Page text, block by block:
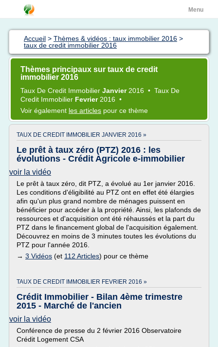
Menu
Accueil > Thèmes & vidéos : taux immobilier 2016 >
taux de credit immobilier 2016
Thèmes principaux sur taux de credit
immobilier 2016
Taux De Credit Immobilier Janvier 2016 • Taux De
Credit Immobilier Fevrier 2016 •
Voir également les articles pour ce thème
TAUX DE CREDIT IMMOBILIER JANVIER 2016 »
Le prêt à taux zéro (PTZ) 2016 : les
évolutions - Crédit Agricole e-immobilier
voir la vidéo
Le prêt à taux zéro, dit PTZ, a évolué au 1er janvier 2016.
Les conditions d'éligibilité au PTZ ont en effet été élargies
afin qu'un plus grand nombre de ménages puissent en
bénéficier pour accéder à la propriété. Ainsi, les plafonds de
ressources et d'acquisition ont été réhaussés et la part du
PTZ dans le financement global de l'acquisition également.
Découvrez en moins de 3 minutes toutes les évolutions du
PTZ pour l'année 2016.
→ 3 Vidéos (et 112 Articles) pour ce thème
TAUX DE CREDIT IMMOBILIER FEVRIER 2016 »
Crédit Immobilier - Bilan 4ème trimestre
2015 - Marché de l'ancien
voir la vidéo
Conférence de presse du 2 février 2016 Observatoire
Crédit Logement CSA